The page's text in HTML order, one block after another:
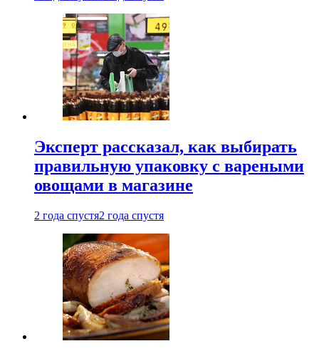
Эксперт рассказал, как выбирать
правильную упаковку с вареными
овощами в магазине
2 года спустя2 года спустя